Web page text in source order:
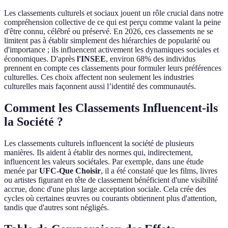
Les classements culturels et sociaux jouent un rôle crucial dans notre
compréhension collective de ce qui est perçu comme valant la peine
d'être connu, célébré ou préservé. En 2026, ces classements ne se
limitent pas à établir simplement des hiérarchies de popularité ou
d'importance ; ils influencent activement les dynamiques sociales et
économiques. D'après l'INSEE, environ 68% des individus
prennent en compte ces classements pour formuler leurs préférences
culturelles. Ces choix affectent non seulement les industries
culturelles mais façonnent aussi l’identité des communautés.
Comment les Classements Influencent-ils
la Société ?
Les classements culturels influencent la société de plusieurs
manières. Ils aident à établir des normes qui, indirectement,
influencent les valeurs sociétales. Par exemple, dans une étude
menée parUFC-Que Choisir, il a été constaté que les films, livres
ou artistes figurant en tête de classement bénéficient d'une visibilité
accrue, donc d'une plus large acceptation sociale. Cela crée des
cycles où certaines œuvres ou courants obtiennent plus d'attention,
tandis que d'autres sont négligés.